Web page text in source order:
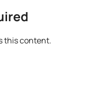
this content.